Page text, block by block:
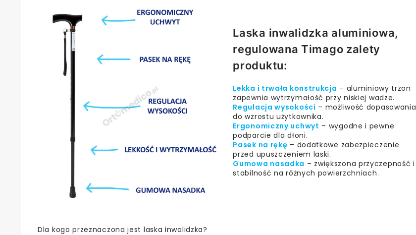
Laska inwalidzka aluminiowa,
regulowana Timago zalety
produktu:
Lekka i trwała konstrukcja – aluminiowy trzon
zapewnia wytrzymałość przy niskiej wadze.
Regulacja wysokości – możliwość dopasowania
do wzrostu użytkownika.
Ergonomiczny uchwyt – wygodne i pewne
podparcie dla dłoni.
Pasek na rękę – dodatkowe zabezpieczenie
przed upuszczeniem laski.
Gumowa nasadka – zwiększona przyczepność i
stabilność na różnych powierzchniach.
Dla kogo przeznaczona jest laska inwalidzka?